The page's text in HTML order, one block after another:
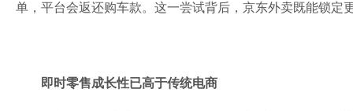
单，平台会返还购车款。这一尝试背后，京东外卖既能锁定
即时零售成长性已高于传统电商